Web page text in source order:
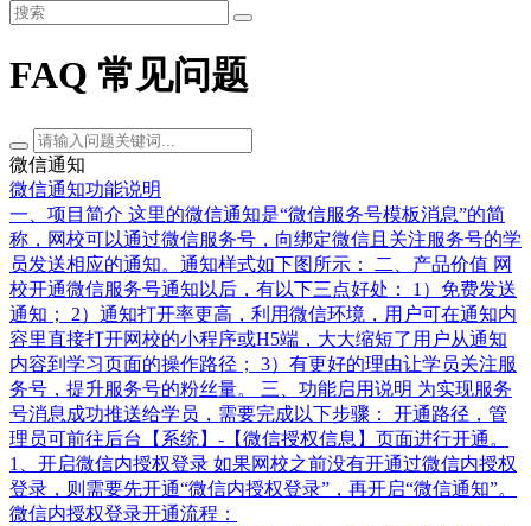
FAQ 常见问题
微信通知
微信通知功能说明
一、项目简介 这里的微信通知是“微信服务号模板消息”的简
称，网校可以通过微信服务号，向绑定微信且关注服务号的学
员发送相应的通知。通知样式如下图所示： 二、产品价值 网
校开通微信服务号通知以后，有以下三点好处： 1）免费发送
通知； 2）通知打开率更高，利用微信环境，用户可在通知内
容里直接打开网校的小程序或H5端，大大缩短了用户从通知
内容到学习页面的操作路径； 3）有更好的理由让学员关注服
务号，提升服务号的粉丝量。 三、功能启用说明 为实现服务
号消息成功推送给学员，需要完成以下步骤： 开通路径，管
理员可前往后台【系统】-【微信授权信息】页面进行开通。
1、开启微信内授权登录 如果网校之前没有开通过微信内授权
登录，则需要先开通“微信内授权登录”，再开启“微信通知”。
微信内授权登录开通流程：